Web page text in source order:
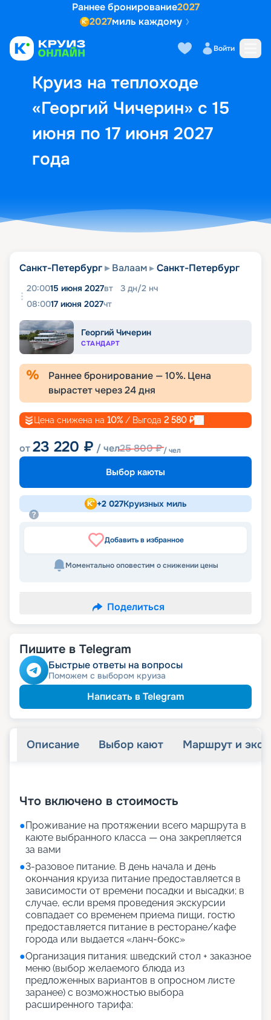
Раннее бронирование2027
2027миль каждому
Войти
Круиз на теплоходе
«Георгий Чичерин» с 15
июня по 17 июня 2027
года
Выбор кают Маршрут и
Санкт-Петербург Валаам Санкт-Петербург
20:0015 июня 2027вт 3 дн/2 нч
08:0017 июня 2027чт
Георгий Чичерин
СТАНДАРТ
Раннее бронирование —10%. Цена
вырастет через24дня
Цена снижена на 10% / Выгода 2 580 ₽
от23 220 ₽ / чел25 800₽/ чел
Выбор каюты
+2 027Круизных миль
Добавить в избранное
Моментально оповестим о снижении цены
Поделиться
Пишите в Telegram
Быстрые ответы на вопросы
Поможем с выбором круиза
Написать в Telegram
Описание Выбор кают Маршрут и
Что включено в стоимость
●Проживание на протяжении всего маршрута в
каюте выбранного класса — она закрепляется
за вами
●3-разовое питание. В день начала и день
окончания круиза питание предоставляется в
зависимости от времени посадки и высадки; в
случае, если время проведения экскурсии
совпадает со временем приема пищи, гостю
предоставляется питание в ресторане/кафе
города или выдается «ланч-бокс»
●Организация питания: шведский стол + заказное
меню (выбор желаемого блюда из
предложенных вариантов в опросном листе
заранее) с возможностью выбора
расширенного тарифа: